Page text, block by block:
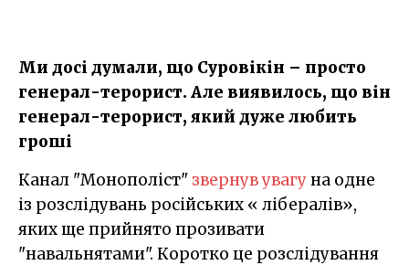
Ми досі думали, що Суровікін – просто
генерал-терорист. Але виявилось, що він
генерал-терорист, який дуже любить
гроші
Канал "Монополіст" звернув увагуна одне
із розслідувань російських « лібералів»,
яких ще прийнято прозивати
"навальнятами". Коротко це розслідування